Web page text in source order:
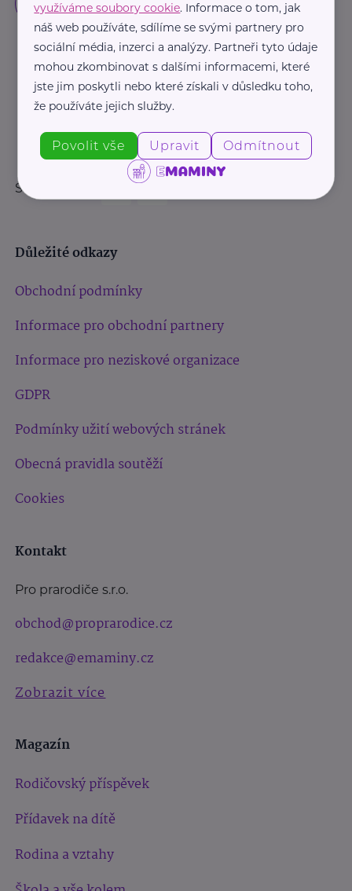
Sledujte nás:
Důležité odkazy
Obchodní podmínky
Informace pro obchodní partnery
Informace pro neziskové organizace
GDPR
Podmínky užití webových stránek
Obecná pravidla soutěží
Cookies
Kontakt
Pro prarodiče s.r.o.
obchod@proprarodice.cz
redakce@emaminy.cz
Zobrazit více
Magazín
Rodičovský příspěvek
Přídavek na dítě
Rodina a vztahy
využíváme soubory cookie. Informace o tom, jak
náš web používáte, sdílíme se svými partnery pro
sociální média, inzerci a analýzy. Partneři tyto údaje
mohou zkombinovat s dalšími informacemi, které
jste jim poskytli nebo které získali v důsledku toho,
že používáte jejich služby.
Povolit vše Upravit Odmítnout